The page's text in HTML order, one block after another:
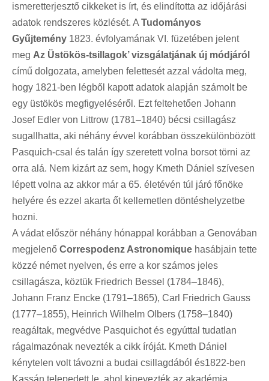
ismeretterjesztő cikkeket is írt, és elindította az időjárási
adatok rendszeres közlését. A Tudományos
Gyűjtemény 1823. évfolyamának VI. füzetében jelent
meg Az Üstökös-tsillagok’ vizsgálatjának új módjáról
című dolgozata, amelyben felettesét azzal vádolta meg,
hogy 1821-ben légből kapott adatok alapján számolt be
egy üstökös megfigyeléséről. Ezt feltehetően Johann
Josef Edler von Littrow (1781–1840) bécsi csillagász
sugallhatta, aki néhány évvel korábban összekülönbözött
Pasquich-csal és talán így szeretett volna borsot törni az
orra alá. Nem kizárt az sem, hogy Kmeth Dániel szívesen
lépett volna az akkor már a 65. életévén túl járó főnöke
helyére és ezzel akarta őt kellemetlen döntéshelyzetbe
hozni.
A vádat először néhány hónappal korábban a Genovában
megjelenő Correspodenz Astronomique hasábjain tette
közzé német nyelven, és erre a kor számos jeles
csillagásza, köztük Friedrich Bessel (1784–1846),
Johann Franz Encke (1791–1865), Carl Friedrich Gauss
(1777–1855), Heinrich Wilhelm Olbers (1758–1840)
reagáltak, megvédve Pasquichot és egyúttal tudatlan
rágalmazónak nevezték a cikk íróját. Kmeth Dániel
kénytelen volt távozni a budai csillagdából és1822-ben
Kassán telepedett le, ahol kinevezték az akadémia